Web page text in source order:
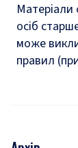
Матеріали
осіб
може
правил